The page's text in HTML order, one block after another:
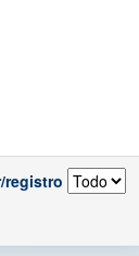
registro